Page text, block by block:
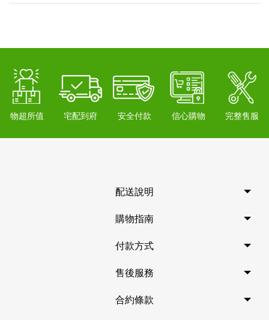
物超所值 宅配到府 安全付款 信心購物 完整售服
配送說明
購物指南
付款方式
售後服務
合約條款